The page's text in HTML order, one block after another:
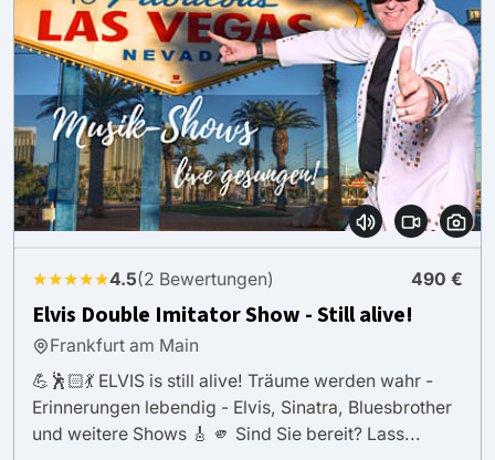
★★★★★4.5(2 Bewertungen) 490 €
Elvis Double Imitator Show - Still alive!
Frankfurt am Main
💪🕺🏻💃 ELVIS is still alive! Träume werden wahr -
Erinnerungen lebendig - Elvis, Sinatra, Bluesbrother
und weitere Shows 🎸 🫵 Sind Sie bereit? Lass...